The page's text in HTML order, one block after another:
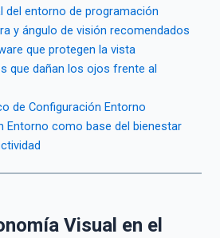
del entorno de programación
y ángulo de visión recomendados
que protegen la vista
que dañan los ojos frente al
de Configuración Entorno
Entorno como base del bienestar
Visual en el